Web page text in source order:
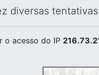
diversas
o acesso do IP